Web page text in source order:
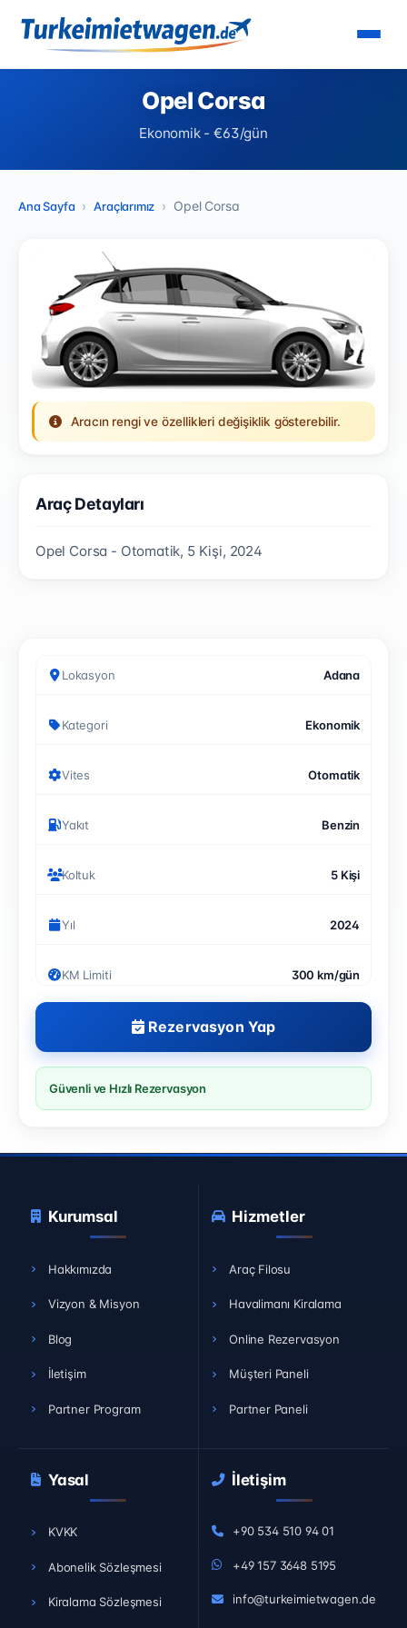
Opel Corsa
Ekonomik - €63/gün
Ana Sayfa Araçlarımız Opel Corsa
Aracın rengi ve özellikleri değişiklik gösterebilir.
Araç Detayları
Opel Corsa - Otomatik, 5 Kişi, 2024
Lokasyon Adana
Kategori Ekonomik
Vites Otomatik
Yakıt Benzin
Koltuk 5 Kişi
Yıl 2024
KM Limiti 300 km/gün
Rezervasyon Yap
Güvenli ve Hızlı Rezervasyon
Kurumsal
Hakkımızda
Vizyon & Misyon
Blog
İletişim
Partner Program
Hizmetler
Araç Filosu
Havalimanı Kiralama
Online Rezervasyon
Müşteri Paneli
Partner Paneli
Yasal
KVKK
Abonelik Sözleşmesi
Kiralama Sözleşmesi
İletişim
+90 534 510 94 01
+49 157 3648 5195
info@turkeimietwagen.de